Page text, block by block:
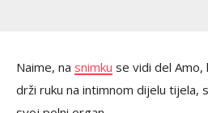
Naime, na snimku se vidi del Amo,
drži ruku na intimnom dijelu tijela,